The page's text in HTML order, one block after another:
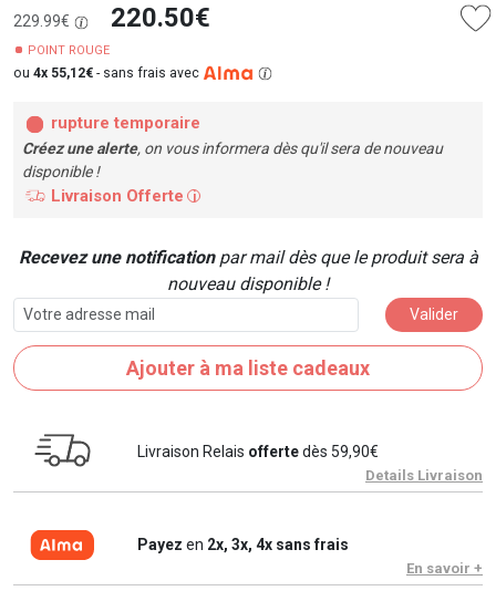
229.99€ 220.50€
POINT ROUGE
ou 4x 55,12€ - sans frais avec
rupture temporaire
Créez une alerte, on vous informera dès qu'il sera de nouveau
disponible !
Livraison Offerte i
Recevez une notificationpar mail dès que le produit sera à
nouveau disponible !
Valider
Ajouter à ma liste cadeaux
Livraison Relais offertedès 59,90€
Details Livraison
Payez en 2x, 3x, 4x sans frais
En savoir +